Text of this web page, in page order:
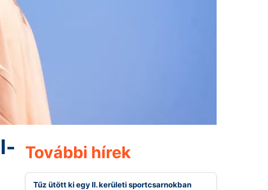
További hírek
Tűz ütött ki egy II. kerületi sportcsarnokban